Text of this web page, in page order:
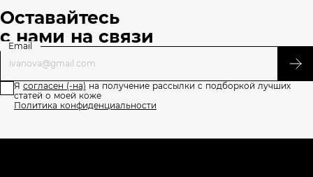
Оставайтесь
с нами на связи
Email
Я согласен (-на) на получение рассылки с подборкой лучших
статей о моей коже
Политика конфиденциальности